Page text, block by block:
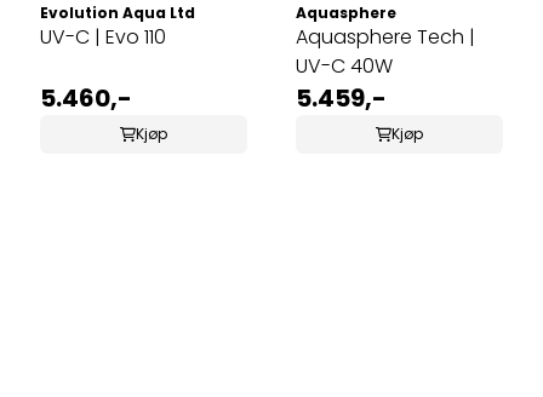
Evolution Aqua Ltd
UV-C | Evo 110
5.460,-
Kjøp
Aquasphere
Aquasphere Tech |
UV-C 40W
5.459,-
Kjøp